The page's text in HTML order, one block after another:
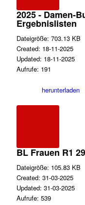
2025 - Damen-
Ergebnislisten
Dateigröße: 703.13 KB
Created: 18-11-2025
Updated: 18-11-2025
Aufrufe: 191
herunterladen
BL Frauen R1
Dateigröße: 105.83 KB
Created: 31-03-2025
Updated: 31-03-2025
Aufrufe: 539